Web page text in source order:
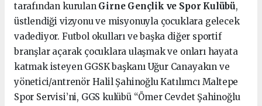
tarafından kurulan Girne Gençlik ve Spor Kulübü,
üstlendiği vizyonu ve misyonuyla çocuklara gelecek
vadediyor. Futbol okulları ve başka diğer sportif
branşlar açarak çocuklara ulaşmak ve onları hayata
katmak isteyen GGSK başkanı Uğur Canayakın ve
yönetici/antrenör Halil Şahinoğlu Katılımcı Maltepe
Spor Servisi’ni, GGS kulübü “Ömer Cevdet Şahinoğlu